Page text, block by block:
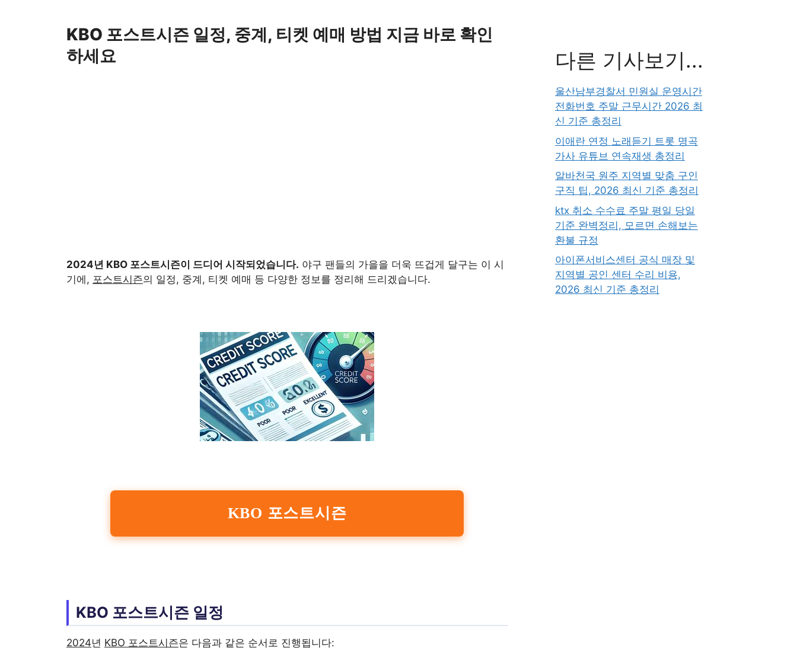
KBO 포스트시즌 일정, 중계, 티켓 예매 방법 지금 바로 확인
하세요
2024년 KBO 포스트시즌이 드디어 시작되었습니다. 야구 팬들의 가을을 더욱 뜨겁게 달구는 이 시
기에, 포스트시즌의 일정, 중계, 티켓 예매 등 다양한 정보를 정리해 드리겠습니다.
KBO 포스트시즌
KBO 포스트시즌 일정
2024년 KBO 포스트시즌은 다음과 같은 순서로 진행됩니다:
다른 기사보기...
울산남부경찰서 민원실 운영시간
전화번호 주말 근무시간 2026 최
신 기준 총정리
이애란 연정 노래듣기 트롯 명곡
가사 유튜브 연속재생 총정리
알바천국 원주 지역별 맞춤 구인
구직 팁, 2026 최신 기준 총정리
ktx 취소 수수료 주말 평일 당일
기준 완벽정리, 모르면 손해보는
환불 규정
아이폰서비스센터 공식 매장 및
지역별 공인 센터 수리 비용,
2026 최신 기준 총정리